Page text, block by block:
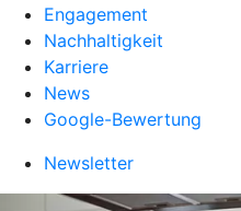
Engagement
Nachhaltigkeit
Karriere
News
Google-Bewertung
Newsletter